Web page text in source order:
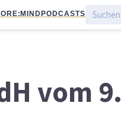
RE:MIND PODCASTS
vom 9.